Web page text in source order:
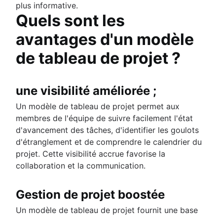
plus informative.
Quels sont les
avantages d'un modèle
de tableau de projet ?
une visibilité améliorée ;
Un modèle de tableau de projet permet aux
membres de l'équipe de suivre facilement l'état
d'avancement des tâches, d'identifier les goulots
d'étranglement et de comprendre le calendrier du
projet. Cette visibilité accrue favorise la
collaboration et la communication.
Gestion de projet boostée
Un modèle de tableau de projet fournit une base